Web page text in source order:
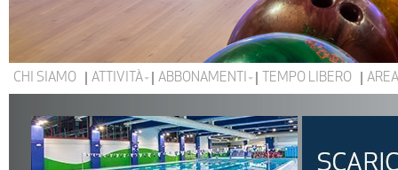
CHI SIAMO ATTIVITÀ ABBONAMENTI TEMPO LIBERO